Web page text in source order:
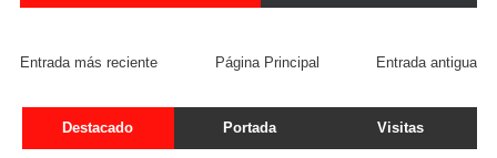
Entrada más reciente Entrada antigua
Página Principal
Destacado Portada Visitas